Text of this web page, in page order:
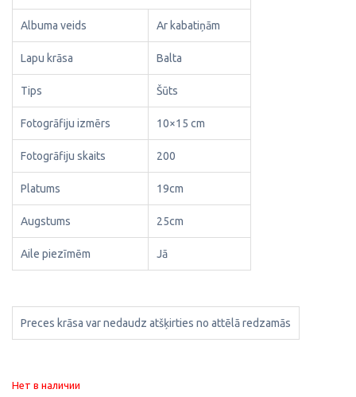
Albuma veids Ar kabatiņām
Lapu krāsa Balta
Tips Šūts
Fotogrāfiju izmērs 10×15 cm
Fotogrāfiju skaits 200
Platums 19cm
Augstums 25cm
Aile piezīmēm Jā
Preces krāsa var nedaudz atšķirties no attēlā redzamās
Нет в наличии